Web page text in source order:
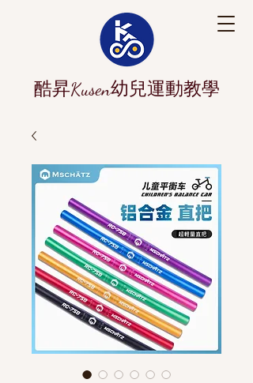
酷昇Kusen幼兒運動教學